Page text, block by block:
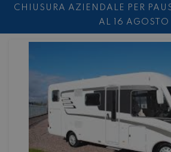
CHIUSURA AZIENDALE PER
AL 16 AGOSTO
DURANTE IL MESE DI AGOSTO
SCONTO 10%NOLEGGIO
NOLEGGI DI